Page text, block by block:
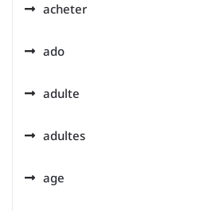
acheter
ado
adulte
adultes
age